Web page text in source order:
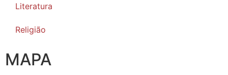
Literatura
Religião
MAPA